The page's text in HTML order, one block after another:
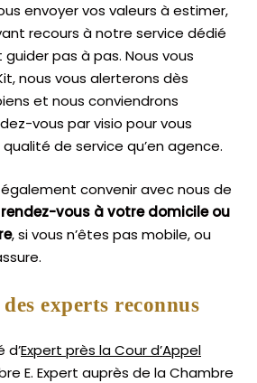
envoyer vos valeurs à estimer,
recours à notre service dédié
pas à pas. Nous vous
nous vous alerterons dès
et nous conviendrons
vous par visio pour vous
de service qu’en agence.
également convenir avec nous de
rendez-vous à votre domicile ou
, si vous n’êtes pas mobile, ou
experts reconnus
d’Expert près la Cour d’Appel
E. Expert auprès de laChambre